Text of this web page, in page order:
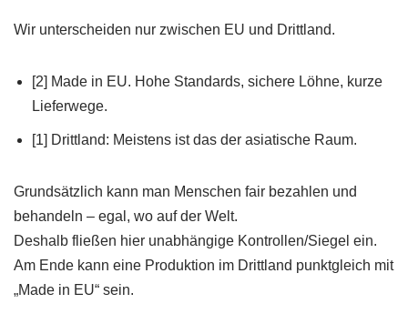
Wir unterscheiden nur zwischen EU und Drittland.
[2] Made in EU. Hohe Standards, sichere Löhne, kurze
Lieferwege.
[1] Drittland: Meistens ist das der asiatische Raum.
Grundsätzlich kann man Menschen fair bezahlen und
behandeln – egal, wo auf der Welt.
Deshalb fließen hier unabhängige Kontrollen/Siegel ein.
Am Ende kann eine Produktion im Drittland punktgleich mit
„Made in EU“ sein.